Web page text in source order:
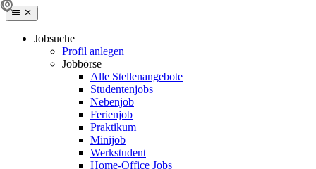
Jobsuche
Profil anlegen
Jobbörse
Alle Stellenangebote
Studentenjobs
Nebenjob
Ferienjob
Praktikum
Minijob
Werkstudent
Home-Office Jobs